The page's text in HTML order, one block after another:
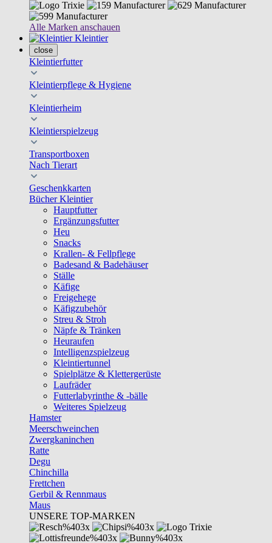
Alle Marken anschauen
Kleintier
close
Kleintierfutter
Kleintierpflege & Hygiene
Kleintierheim
Kleintierspielzeug
Transportboxen
Nach Tierart
Geschenkkarten
Bücher Kleintier
Hauptfutter
Ergänzungsfutter
Heu
Snacks
Krallen- & Fellpflege
Badesand & Badehäuser
Ställe
Käfige
Freigehege
Käfigzubehör
Streu & Stroh
Näpfe & Tränken
Heuraufen
Intelligenzspielzeug
Kleintiertunnel
Spielplätze & Klettergerüste
Laufräder
Futterlabyrinthe & -bälle
Weiteres Spielzeug
Hamster
Meerschweinchen
Zwergkaninchen
Ratte
Degu
Chinchilla
Frettchen
Gerbil & Rennmaus
Maus
UNSERE TOP-MARKEN